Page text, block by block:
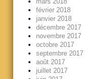
février 2018
janvier 2018
décembre 2017
novembre 2017
octobre 2017
septembre 2017
août 2017
juillet 2017